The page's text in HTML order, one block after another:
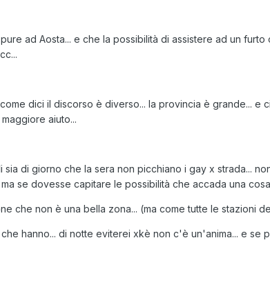
ad Aosta... e che la possibilità di assistere ad un
dici il discorso è diverso... la provincia è grande... e
aiuto...
di giorno che la sera non picchiano i gay x strada...
se dovesse capitare le possibilità che accada una
che non è una bella zona... (ma come tutte le stazioni
hanno... di notte eviterei xkè non c'è un'anima... e se